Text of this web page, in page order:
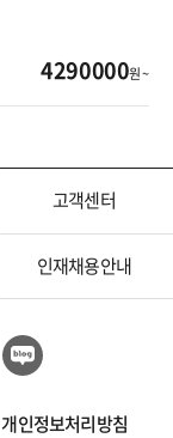
4290000원 ~
고객센터
인재채용안내
개인정보처리방침